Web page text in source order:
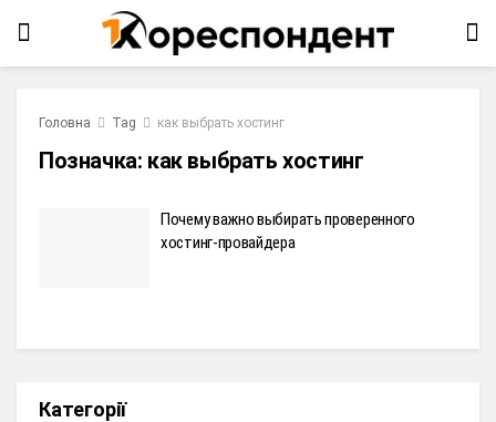
Головна Tag как выбрать хостинг
Позначка: как выбрать хостинг
Почему важно выбирать проверенного
хостинг-провайдера
Категорії